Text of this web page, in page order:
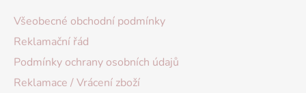
Všeobecné obchodní podmínky
Reklamační řád
Podmínky ochrany osobních údajů
Reklamace / Vrácení zboží